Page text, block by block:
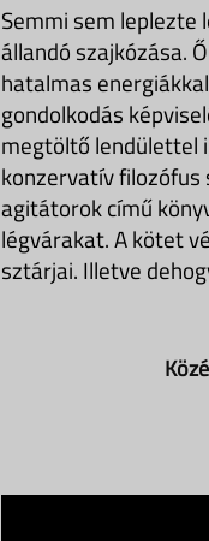
Semmi sem leplezte
állandó szajkózása.
hatalmas
gondolkodás
megtöltő lendülettel
konzervatív filozófus
agitátorok című
légvárakat. A kötet
sztárjai. Illetve